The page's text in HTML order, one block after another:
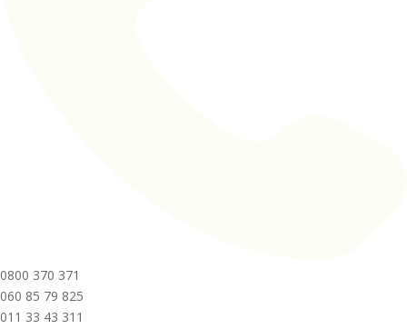
0800 370 371
060 85 79 825
011 33 43 311